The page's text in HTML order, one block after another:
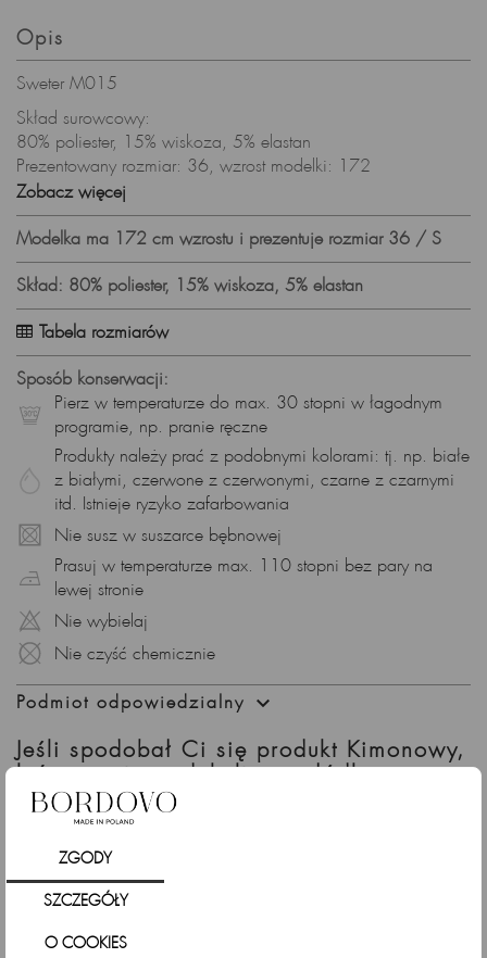
Opis
Sweter M015
Skład surowcowy:
80% poliester, 15% wiskoza, 5% elastan
Prezentowany rozmiar: 36, wzrost modelki: 172
Sweter z długim rękawem.
Pierz w 30 stopniach w delikatnym detergencie, nie wybielaj,
nie susz w suszarce.
Prasuj w niskiej temperaturze.
Zobacz więcej
Modelka ma 172 cm wzrostu i prezentuje rozmiar 36 / S
Skład: 80% poliester, 15% wiskoza, 5% elastan
Tabela rozmiarów
Sposób konserwacji:
Pierz w temperaturze do max. 30 stopni w łagodnym
programie, np. pranie ręczne
Produkty należy prać z podobnymi kolorami: tj. np. białe
z białymi, czerwone z czerwonymi, czarne z czarnymi
itd. Istnieje ryzyko zafarbowania
Nie susz w suszarce bębnowej
Prasuj w temperaturze max. 110 stopni bez pary na
lewej stronie
Nie wybielaj
Nie czyść chemicznie
Podmiot odpowiedzialny 
Jeśli spodobał Ci się produkt Kimonowy,
luźny sweter z dekoltem w łódkę, szaro -
biały sprawdź także
ZGODY
SZCZEGÓŁY
O COOKIES